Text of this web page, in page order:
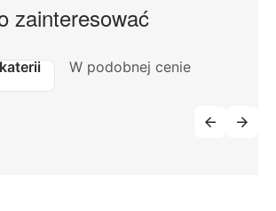
zainteresować
W podobnej cenie